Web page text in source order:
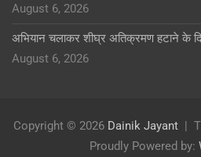
August 6, 2026
अभियान चलाकर शीघ्र अतिक्रमण हटाने के
August 6, 2026
Copyright © 2026 Dainik Jayant
Proudly Powered by: